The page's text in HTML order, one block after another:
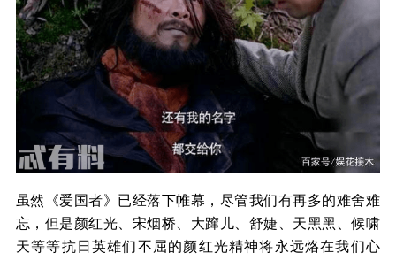
虽然《爱国者》已经落下帷幕，尽管我们有再多的难舍难
忘，但是颜红光、宋烟桥、大蹿儿、舒婕、天黑黑、候啸
天等等抗日英雄们不屈的颜红光精神将永远烙在我们心